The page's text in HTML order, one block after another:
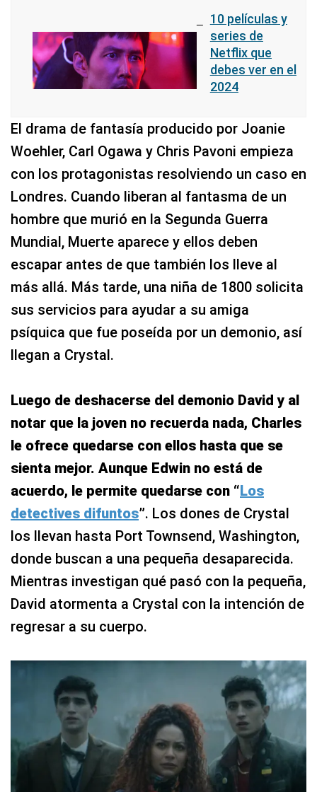
10 películas y
series de
Netflix que
debes ver en el
2024
El drama de fantasía producido por Joanie
Woehler, Carl Ogawa y Chris Pavoni empieza
con los protagonistas resolviendo un caso en
Londres. Cuando liberan al fantasma de un
hombre que murió en la Segunda Guerra
Mundial, Muerte aparece y ellos deben
escapar antes de que también los lleve al
más allá. Más tarde, una niña de 1800 solicita
sus servicios para ayudar a su amiga
psíquica que fue poseída por un demonio, así
llegan a Crystal.
Luego de deshacerse del demonio David y al
notar que la joven no recuerda nada, Charles
le ofrece quedarse con ellos hasta que se
sienta mejor. Aunque Edwin no está de
acuerdo, le permite quedarse con “Los
detectives difuntos”. Los dones de Crystal
los llevan hasta Port Townsend, Washington,
donde buscan a una pequeña desaparecida.
Mientras investigan qué pasó con la pequeña,
David atormenta a Crystal con la intención de
regresar a su cuerpo.